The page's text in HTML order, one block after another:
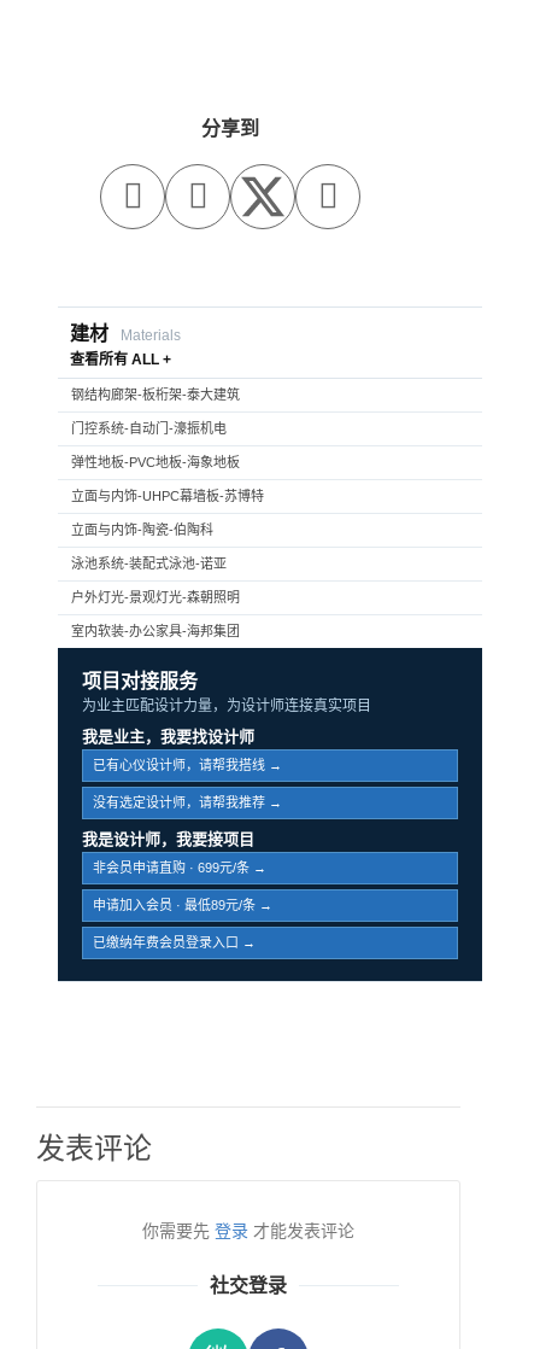
分享到
  
建材
Materials
查看所有 ALL +
钢结构廊架-板桁架-泰大建筑
门控系统-自动门-濠振机电
弹性地板-PVC地板-海象地板
立面与内饰-UHPC幕墙板-苏博特
立面与内饰-陶瓷-伯陶科
泳池系统-装配式泳池-诺亚
户外灯光-景观灯光-森朝照明
室内软装-办公家具-海邦集团
项目对接服务
为业主匹配设计力量，为设计师连接真实项目
我是业主，我要找设计师
已有心仪设计师，请帮我搭线 →
没有选定设计师，请帮我推荐 →
我是设计师，我要接项目
非会员申请直购 · 699元/条 →
申请加入会员 · 最低89元/条 →
已缴纳年费会员登录入口 →
发表评论
你需要先 登录 才能发表评论
社交登录